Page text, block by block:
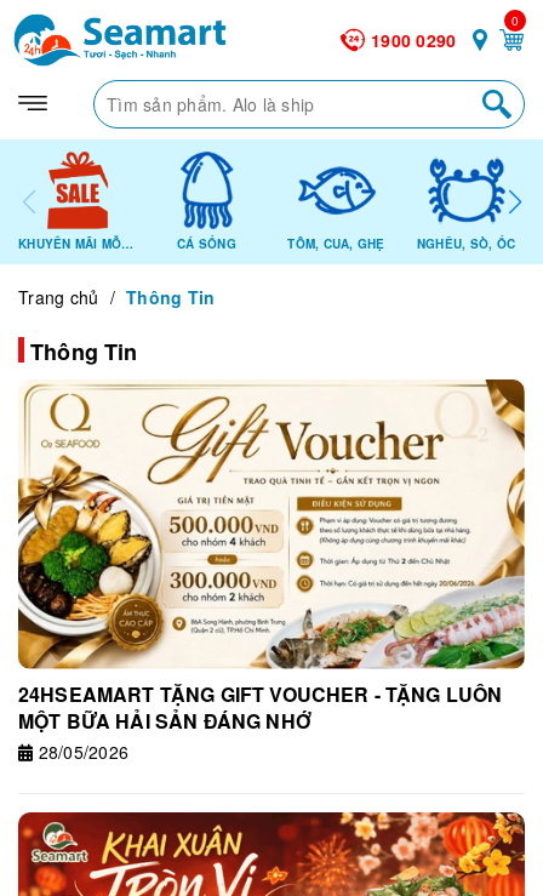
1900 0290
0
KHUYẾN MÃI MỖI NGÀY CÁ SỐNG TÔM, CUA, GHẸ NGHÊU, SÒ, ỐC
Trang chủ / Thông Tin
Thông Tin
24HSEAMART TẶNG GIFT VOUCHER - TẶNG LUÔN
MỘT BỮA HẢI SẢN ĐÁNG NHỚ
28/05/2026